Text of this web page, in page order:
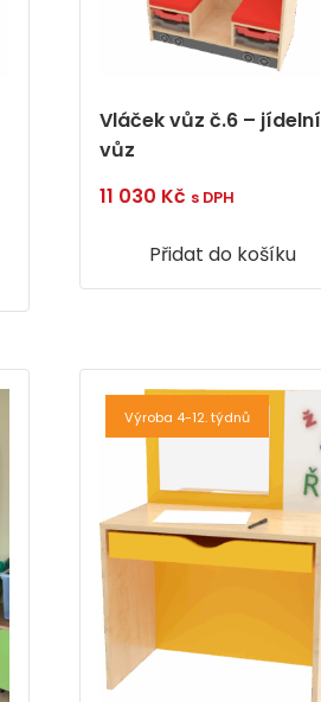
Vláček vůz č.6 – jídelní
vůz
11 030 Kč s DPH
Přidat do košíku
Výroba 4-12. týdnů